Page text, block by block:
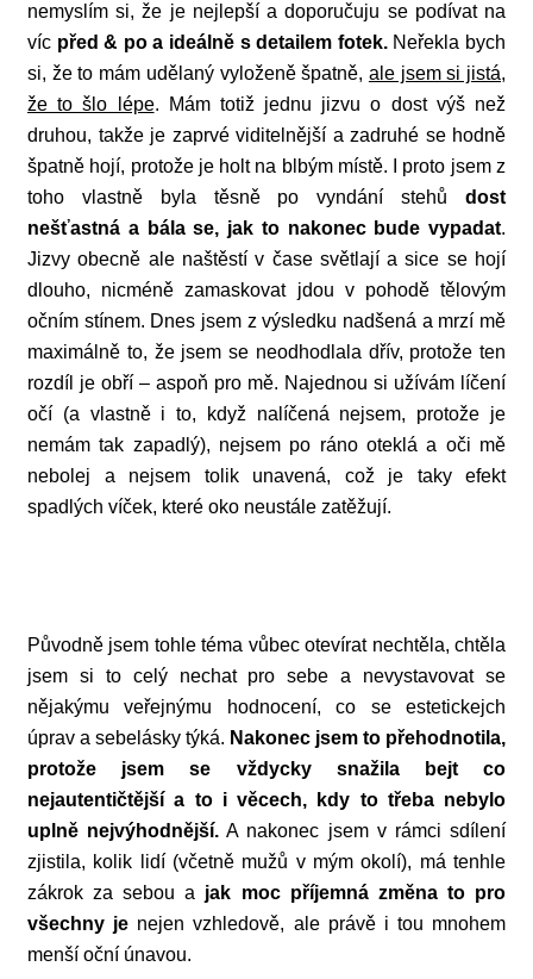
nemyslím si, že je nejlepší a doporučuju se podívat na
víc před & po a ideálně s detailem fotek. Neřekla bych
si, že to mám udělaný vyloženě špatně, ale jsem si jistá,
že to šlo lépe. Mám totiž jednu jizvu o dost výš než
druhou, takže je zaprvé viditelnější a zadruhé se hodně
špatně hojí, protože je holt na blbým místě. I proto jsem z
toho vlastně byla těsně po vyndání stehů dost
nešťastná a bála se, jak to nakonec bude vypadat.
Jizvy obecně ale naštěstí v čase světlají a sice se hojí
dlouho, nicméně zamaskovat jdou v pohodě tělovým
očním stínem. Dnes jsem z výsledku nadšená a mrzí mě
maximálně to, že jsem se neodhodlala dřív, protože ten
rozdíl je obří – aspoň pro mě. Najednou si užívám líčení
očí (a vlastně i to, když nalíčená nejsem, protože je
nemám tak zapadlý), nejsem po ráno oteklá a oči mě
nebolej a nejsem tolik unavená, což je taky efekt
spadlých víček, které oko neustále zatěžují.
Původně jsem tohle téma vůbec otevírat nechtěla, chtěla
jsem si to celý nechat pro sebe a nevystavovat se
nějakýmu veřejnýmu hodnocení, co se estetickejch
úprav a sebelásky týká. Nakonec jsem to přehodnotila,
protože jsem se vždycky snažila bejt co
nejautentičtější a to i věcech, kdy to třeba nebylo
uplně nejvýhodnější. A nakonec jsem v rámci sdílení
zjistila, kolik lidí (včetně mužů v mým okolí), má tenhle
zákrok za sebou a jak moc příjemná změna to pro
všechny je nejen vzhledově, ale právě i tou mnohem
menší oční únavou.